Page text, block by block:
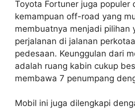
Toyota Fortuner juga populer
kemampuan off-road yang
membuatnya menjadi pilihan
perjalanan di jalanan
pedesaan. Keunggulan dari
adalah ruang kabin cukup
membawa 7 penumpang
Mobil ini juga dilengkapi